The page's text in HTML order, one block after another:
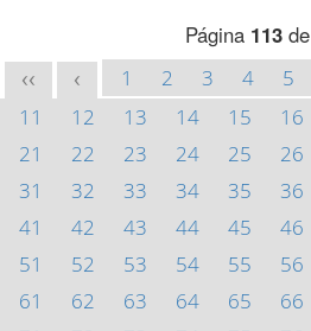
Página 113de
<< < 1 2 3 4 5
11
12 13 14 15 16
21
22 23 24 25 26
31
32 33 34 35 36
41
42 43 44 45 46
51
52 53 54 55 56
61
62 63 64 65 66